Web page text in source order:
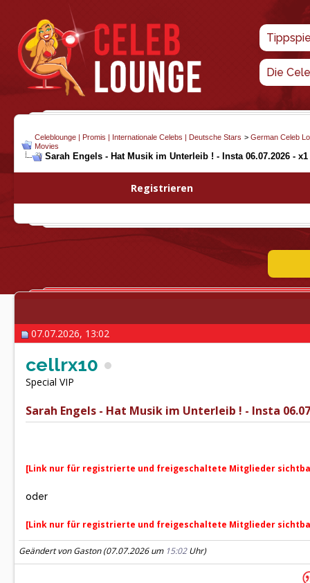
Die
Celeblounge | Promis | Internationale Celebs | Deutsche Stars > German Celeb
Movies
Sarah Engels - Hat Musik im Unterleib ! - Insta 06.07.2026 - x1
Registrieren
07.07.2026, 13:02
cellrx10
Special VIP
Sarah Engels - Hat Musik im Unterleib ! - Insta
[Link nur für registrierte und freigeschaltete Mitglieder
oder
[Link nur für registrierte und freigeschaltete Mitglieder
Geändert von Gaston (07.07.2026 um 15:02Uhr)